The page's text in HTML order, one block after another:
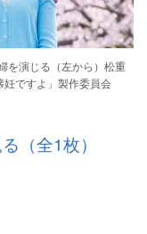
を演じる（左から）松重
ですよ」製作委員会
（全1枚）